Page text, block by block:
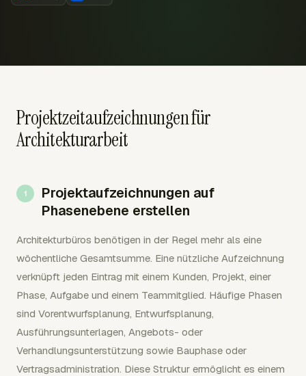
Projektzeitaufzeichnungen für
Architekturarbeit
Projektaufzeichnungen auf
Phasenebene erstellen
Architekturbüros benötigen in der Regel mehr als eine
wöchentliche Gesamtsumme. Eine nützliche Aufzeichnung
verknüpft jeden Eintrag mit einem Kunden, Projekt, einer
Phase, Aufgabe und einem Teammitglied. Häufige Phasen
sind Vorentwurfsplanung, Entwurfsplanung,
Ausführungsunterlagen, Angebots- oder
Verhandlungsunterstützung sowie Bauphase oder
Vertragsadministration. Diese Struktur ermöglicht es einem